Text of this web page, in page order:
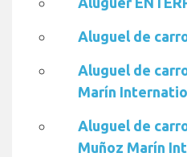
Aluguel de
Aluguel de
Marín
Aluguel de
Muñoz Marín